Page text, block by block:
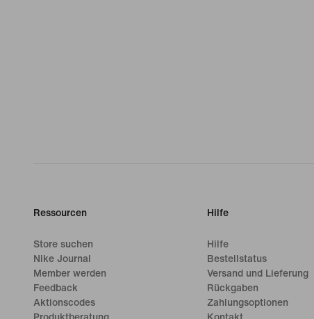
Ressourcen
Store suchen
Nike Journal
Member werden
Feedback
Aktionscodes
Produktberatung
Hilfe
Hilfe
Bestellstatus
Versand und Lieferung
Rückgaben
Zahlungsoptionen
Kontakt